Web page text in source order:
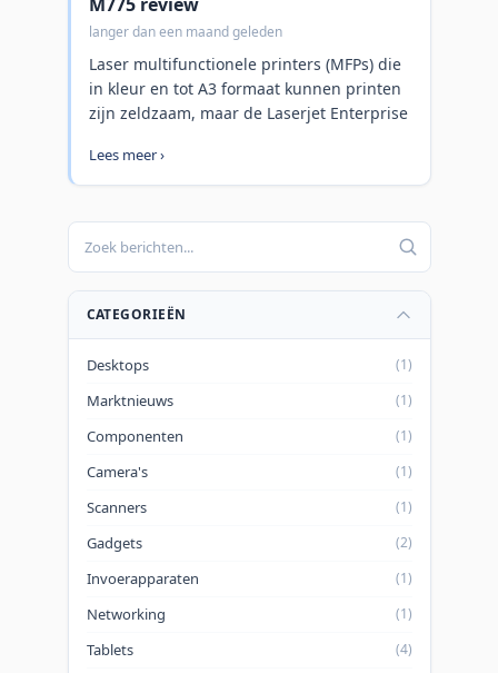
langer dan een maand geleden
Laser multifunctionele printers (MFPs) die
in kleur en tot A3 formaat kunnen printen
zijn zeldzaam, maar de Laserjet Enterprise
Deze enorme MFP is ontworpen voor
werkgroepen die op zoek zijn naar een
printen, kopiëren, scannen en faxen en
beveiligingsmogelijkheden heeft. Lees
Lees meer ›
CATEGORIEËN
Desktops (1)
Marktnieuws (1)
Componenten (1)
Camera's (1)
Scanners (1)
Gadgets (2)
Invoerapparaten (1)
Networking (1)
Tablets (4)